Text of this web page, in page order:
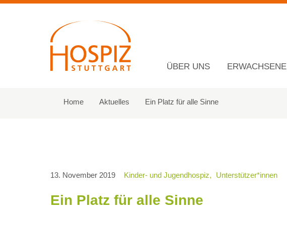
Navigation
ÜBER UNS ERWACHSENE
Home Aktuelles Ein Platz für alle Sinne
13. November 2019 Kinder- und Jugendhospiz Unterstützer*innen
Ein Platz für alle Sinne